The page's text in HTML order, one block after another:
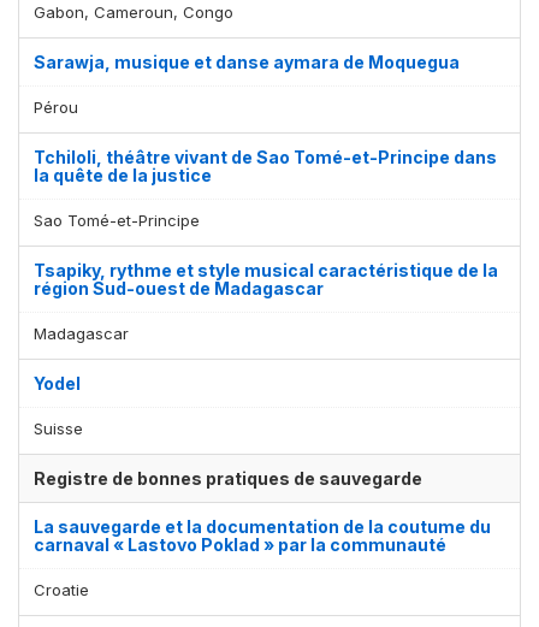
Gabon, Cameroun, Congo
Sarawja, musique et danse aymara de Moquegua
Pérou
Tchiloli, théâtre vivant de Sao Tomé-et-Principe dans
la quête de la justice
Sao Tomé-et-Principe
Tsapiky, rythme et style musical caractéristique de la
région Sud-ouest de Madagascar
Madagascar
Yodel
Suisse
Registre de bonnes pratiques de sauvegarde
La sauvegarde et la documentation de la coutume du
carnaval « Lastovo Poklad » par la communauté
Croatie